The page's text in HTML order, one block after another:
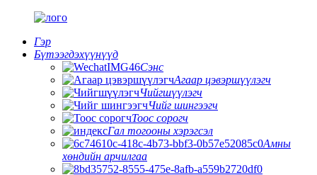
Гэр
Бүтээгдэхүүнүүд
Сэнс
Агаар цэвэршүүлэгч
Чийгшүүлэгч
Чийг шингээгч
Тоос сорогч
Гал тогооны хэрэгсэл
Амны
хөндийн арчилгаа